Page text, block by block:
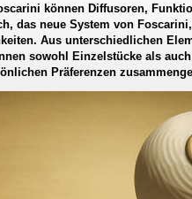
können Diffusoren,
das neue System von
Aus unterschiedlichen
sowohl Einzelstücke als
Präferenzen